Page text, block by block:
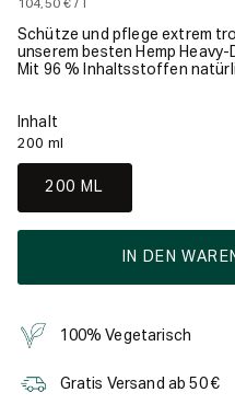
Einheitspreis
104,50 € /pro
Schütze und pflege extrem
unserem besten Hemp
Mit 96 % Inhaltsstoffen
Inhalt
200 ml
200 ML
IN DEN
100% Vegetarisch
Gratis Versand ab 50 €